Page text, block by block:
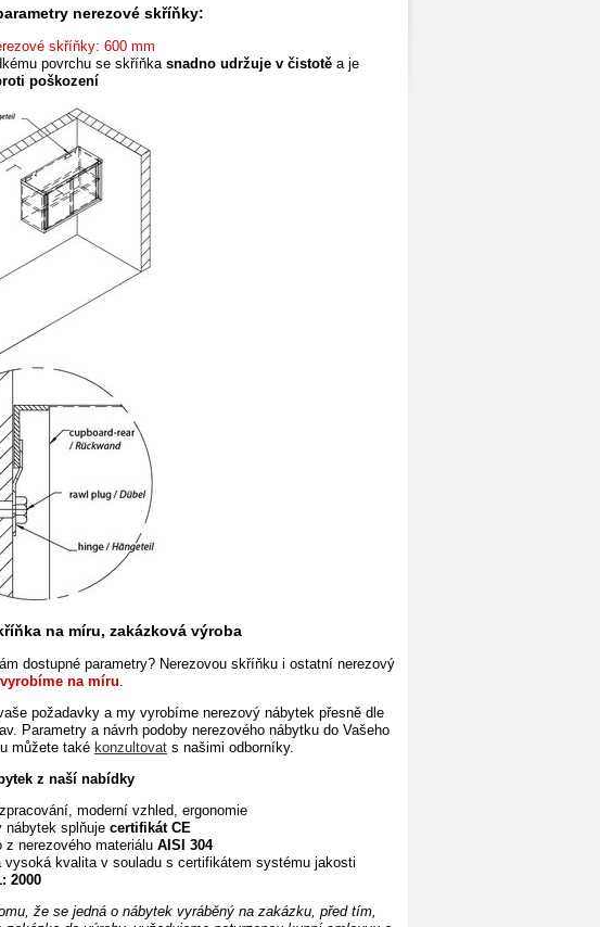
nerezové skříňky:
skříňky: 600 mm
povrchu se skříňka snadno udržuje v čistotěa je
poškození
na míru, zakázkovávýroba
dostupné parametry? Nerezovou skříňku i ostatní nerezový
vyrobíme na míru
požadavky a my vyrobíme nerezový nábytek přesně dle
Parametry a návrhpodoby nerezového nábytku do Vašeho
můžete také konzultovats našimi odborníky.
z naší nabídky
moderní vzhled, ergonomie
nábytek splňuje certifikát CE
z nerezového materiálu AISI 304
vysoká kvalita v souladu s certifikátem systému jakosti
2000
že se jedná o nábytek vyráběný na zakázku, před tím,